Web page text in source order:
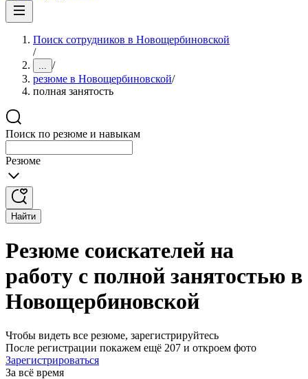
Поиск сотрудников в Новощербиновской
/
... /
резюме в Новощербиновской/
полная занятость
Поиск по резюме и навыкам
Резюме
Найти
Резюме соискателей на
работу с полной занятостью в
Новощербиновской
Чтобы видеть все резюме, зарегистрируйтесь
После регистрации покажем ещё 207 и откроем фото
Зарегистрироваться
За всё время